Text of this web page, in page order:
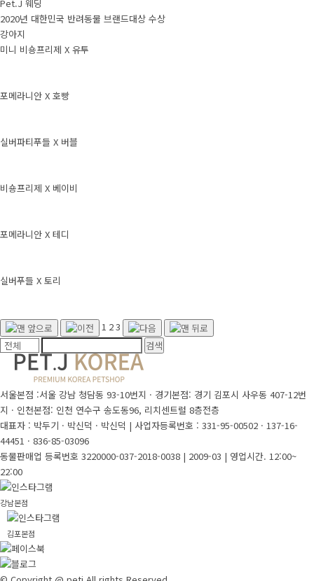
Pet.J 웨딩
2020년 대한민국 반려동물 브랜드대상 수상
강아지
미니 비숑프리제 X 유투
포메라니안 X 호빵
실버파티푸들 X 버블
비숑프리제 X 베이비
포메라니안 X 테디
실버푸들 X 토리
1 23
서울본점 :서울 강남 청담동 93-10번지 · 경기본점: 경기 김포시 사우동 407-12번
지 · 인천본점: 인천 연수구 송도동96, 리치센트럴 8층전층
대표자 : 박두기 · 박신덕 · 박신덕 | 사업자등록번호 : 331-95-00502 · 137-16-
44451 · 836-85-03096
동물판매업 등록번호 3220000-037-2018-0038 | 2009-03 | 영업시간. 12:00~
22:00
강남본점
김포본점